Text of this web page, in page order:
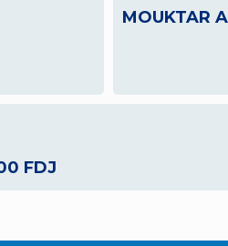
MOUKTAR
FDJ